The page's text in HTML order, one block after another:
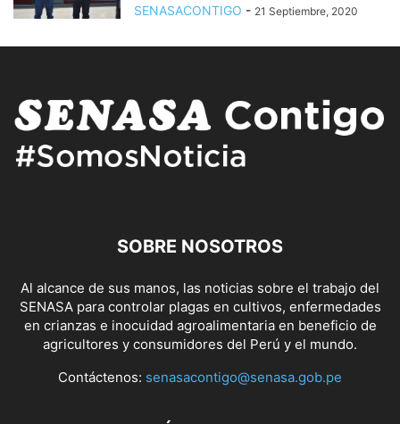
SENASACONTIGO - 21 Septiembre, 2020
SOBRE NOSOTROS
Al alcance de sus manos, las noticias sobre el trabajo del
SENASA para controlar plagas en cultivos, enfermedades
en crianzas e inocuidad agroalimentaria en beneficio de
agricultores y consumidores del Perú y el mundo.
Contáctenos: senasacontigo@senasa.gob.pe